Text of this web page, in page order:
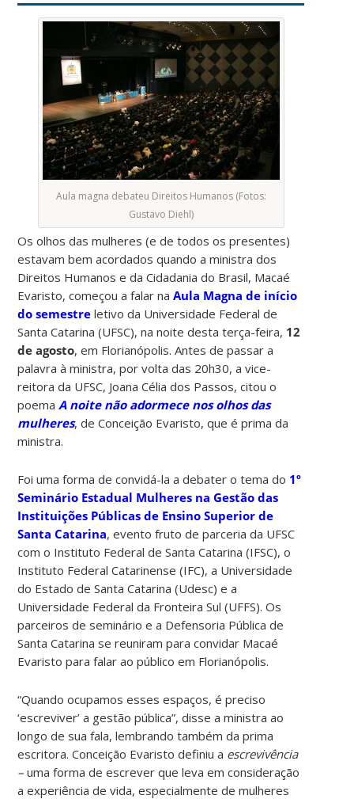
Aula magna debateu Direitos Humanos (Fotos:
Gustavo Diehl)
Os olhos das mulheres (e de todos os presentes)
estavam bem acordados quando a ministra dos
Direitos Humanos e da Cidadania do Brasil, Macaé
Evaristo, começou a falar naAula Magna de início
do semestre letivo da Universidade Federal de
Santa Catarina (UFSC), na noite desta terça-feira, 12
de agosto, em Florianópolis. Antes de passar a
palavra à ministra, por volta das 20h30, a vice-
reitora da UFSC, Joana Célia dos Passos, citou o
poemaA noite não adormece nos olhos das
mulheres, de Conceição Evaristo, que é prima da
ministra.
Foi uma forma de convidá-la a debater o tema do 1º
Seminário Estadual Mulheres na Gestão das
Instituições Públicas de Ensino Superior de
Santa Catarina, evento fruto de parceria da UFSC
com o Instituto Federal de Santa Catarina (IFSC), o
Instituto Federal Catarinense (IFC), a Universidade
do Estado de Santa Catarina (Udesc) e a
Universidade Federal da Fronteira Sul (UFFS). Os
parceiros de seminário e a Defensoria Pública de
Santa Catarina se reuniram para convidar Macaé
Evaristo para falar ao público em Florianópolis.
“Quando ocupamos esses espaços, é preciso
‘escreviver’ a gestão pública”, disse a ministra ao
longo de sua fala, lembrando também da prima
escritora. Conceição Evaristo definiu a escrevivência
–uma forma de escrever que leva em consideração
a experiência de vida, especialmente de mulheres